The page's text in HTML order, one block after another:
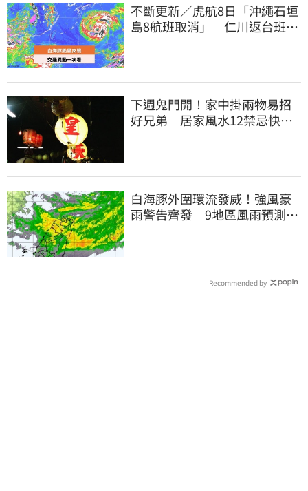
不斷更新／虎航8日「沖繩石垣
島8航班取消」 仁川返台班機
下週鬼門開！家中掛兩物易招
好兄弟 居家風水12禁忌快檢
白海豚外圍環流發威！強風豪
雨警告齊發 9地區風雨預測達
Recommended by